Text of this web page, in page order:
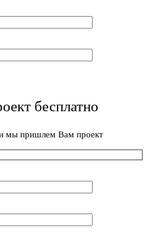
бесплатно
и мы пришлем Вам проект